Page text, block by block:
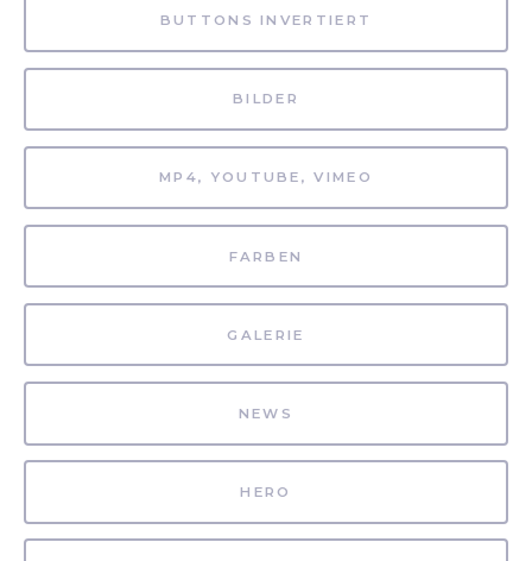
BUTTONS INVERTIERT
BILDER
MP4, YOUTUBE, VIMEO
FARBEN
GALERIE
NEWS
HERO